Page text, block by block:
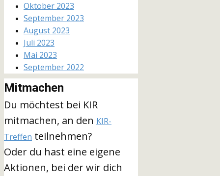
Oktober 2023
September 2023
August 2023
Juli 2023
Mai 2023
September 2022
Mitmachen
Du möchtest bei KIR
mitmachen, an den KIR-
Treffen teilnehmen?
Oder du hast eine eigene
Aktionen, bei der wir dich